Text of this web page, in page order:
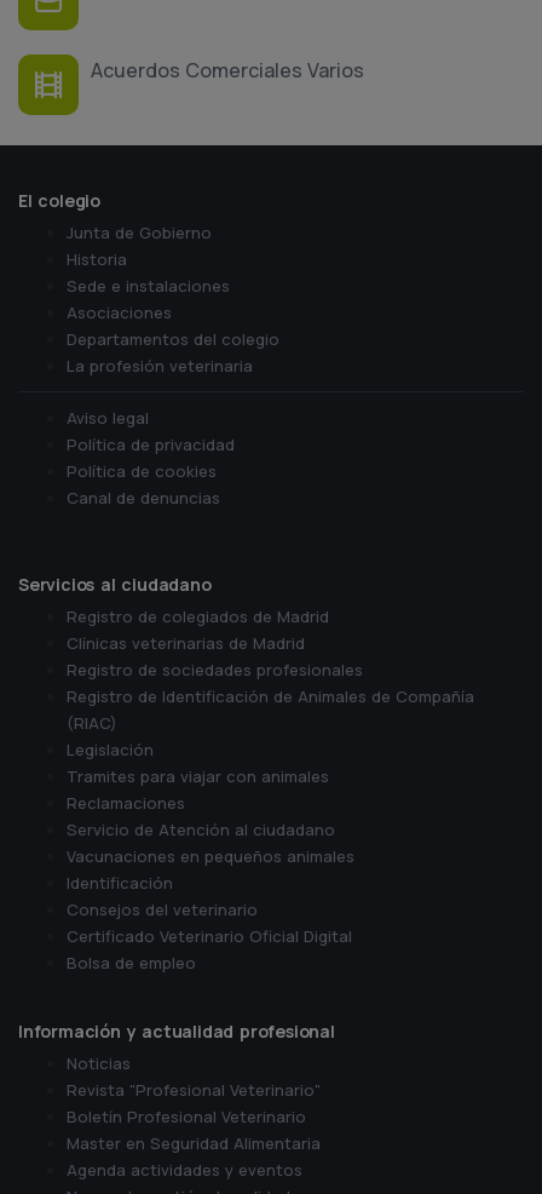
Acuerdos Comerciales Varios
El colegio
Junta de Gobierno
Historia
Sede e instalaciones
Asociaciones
Departamentos del colegio
La profesión veterinaria
Aviso legal
Política de privacidad
Política de cookies
Canal de denuncias
Servicios al ciudadano
Registro de colegiados de Madrid
Clínicas veterinarias de Madrid
Registro de sociedades profesionales
Registro de Identificación de Animales de Compañía
(RIAC)
Legislación
Tramites para viajar con animales
Reclamaciones
Servicio de Atención al ciudadano
Vacunaciones en pequeños animales
Identificación
Consejos del veterinario
Certificado Veterinario Oficial Digital
Bolsa de empleo
Información y actualidad profesional
Noticias
Revista "Profesional Veterinario"
Boletín Profesional Veterinario
Master en Seguridad Alimentaria
Agenda actividades y eventos